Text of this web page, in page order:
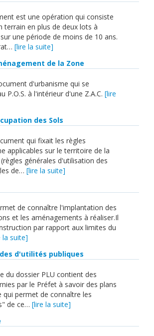
est une opération qui consiste
terrain en plus de deux lots à
une période de moins de 10 ans.
[lire la suite]
de la Zone
d'urbanisme qui se
P.O.S. à l'intérieur d'une Z.A.C. [lire
des Sols
qui fixait les règles
applicables sur le territoire de la
générales d'utilisation des
de… [lire la suite]
de connaître l'implantation des
et les aménagements à réaliser.Il
par rapport aux limites du
la suite]
d'utilités publiques
du dossier PLU contient des
par le Préfet à savoir des plans
qui permet de connaître les
de ce… [lire la suite]